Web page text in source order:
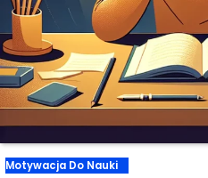
Motywacja Do Nauki